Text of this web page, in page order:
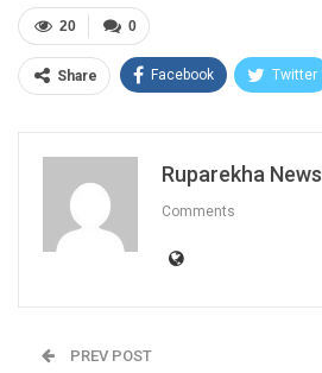
0
20
Share Facebook Twitter
Ruparekha News
Comments
PREV POST